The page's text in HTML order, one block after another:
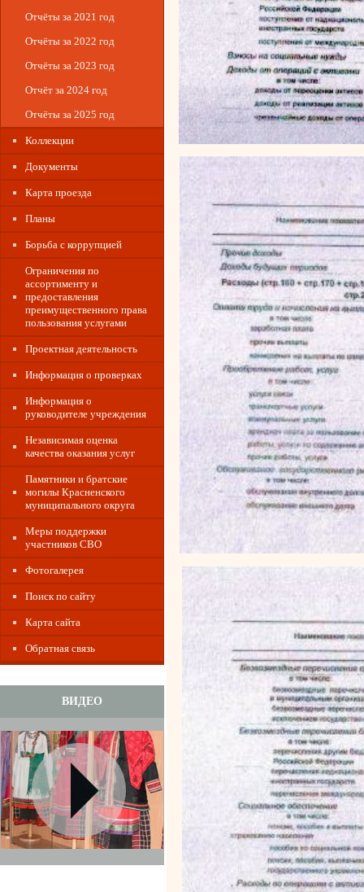
Отчёты за 2021 год
Отчёты за 2022 год
Отчёты за 2023 год
Отчёт за 2024 год
Отчёты за 2025 год
Коллекции
Документы
Карта проезда
Планы
Борьба с коррупцией
Ограничения по
ассортименту и
предоставления
преимущественного права
пользования услугами
Проектная деятельность
Информация о проверках
Информация о
руководителе учреждения
Независимая оценка
качества оказания услуг
Памятники и братские
могилы Красненского
муниципального округа
Меры поддержки
участников СВО
Фотогалерея
Поиск по сайту
Карта сайта
Обратная связь
ВИДЕО